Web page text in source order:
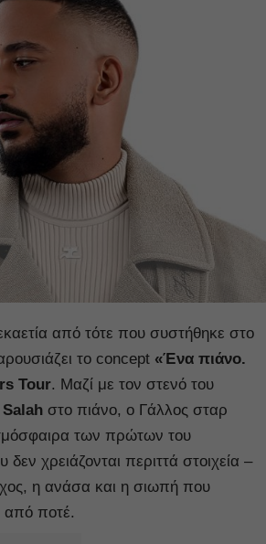
από τότε που συστήθηκε στο
το concept «Ένα πιάνο.
Tour. Μαζί με τον στενό του
στο πιάνο, ο Γάλλος σταρ
των πρώτων του
χρειάζονται περιττά στοιχεία –
η ανάσα και η σιωπή που
από ποτέ.